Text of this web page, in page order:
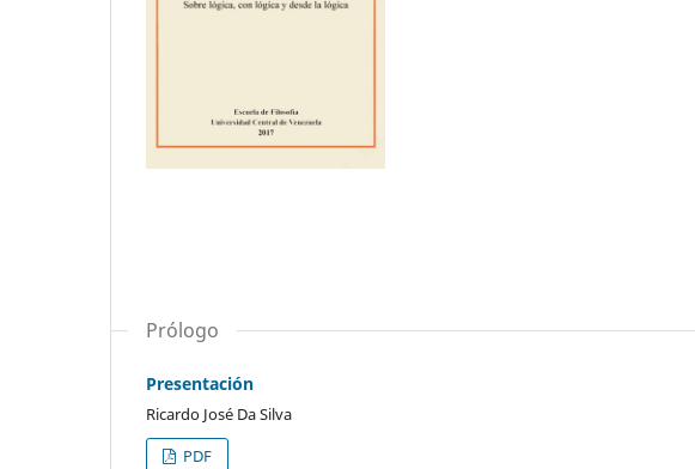
Prólogo
Presentación
Ricardo José Da Silva
PDF